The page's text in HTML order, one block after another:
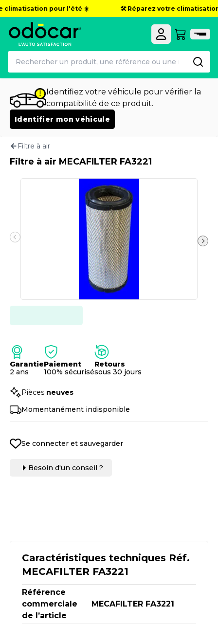
pour l'été ☀️ 🛠️ Réparez votre
Identifiez votre véhicule pour vérifier la
compatibilité de ce produit.
Identifier mon véhicule
Filtre à air
Caractéristiques techniques Réf.
MECAFILTER FA3221
Référence
commerciale
de l’article
MECAFILTER FA3221
Filtre à air MECAFILTER FA3221
Garantie
2 ans
Paiement
100% sécurisé
Retours
sous 30 jours
Pièces neuves
Momentanément indisponible
Se connecter et sauvegarder
Besoin d'un conseil ?